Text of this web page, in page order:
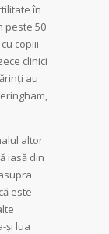
în
peste 50
copiii
clinici
au
altor
iasă din
este
și lua